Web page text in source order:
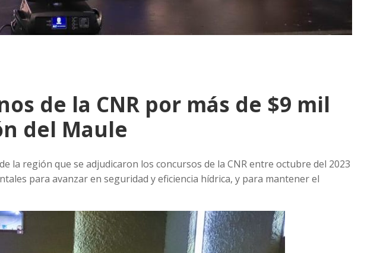
de la CNR por más de $9 mil
del Maule
la región que se adjudicaron los concursos de la CNR entre octubre del 2023
para avanzar en seguridad y eficiencia hídrica, y para mantener el